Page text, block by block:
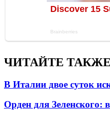
ЧИТАЙТЕ ТАКЖЕ
В Италии двое суток
Орден для Зеленского: